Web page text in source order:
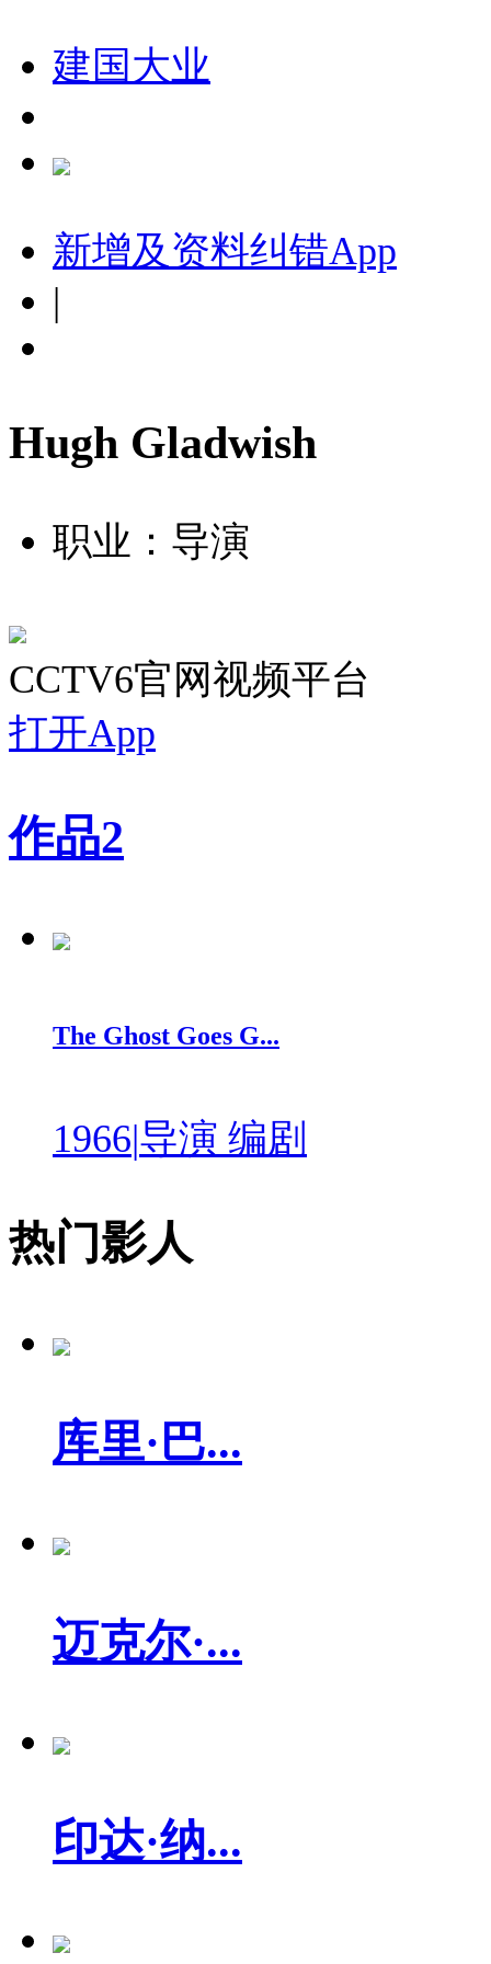
建国大业
新增及资料纠错App
|
Hugh Gladwish
职业：导演
CCTV6官网视频平台
打开App
作品2
The Ghost Goes G...
1966|导演 编剧
热门影人
库里·巴...
迈克尔·...
印达·纳...